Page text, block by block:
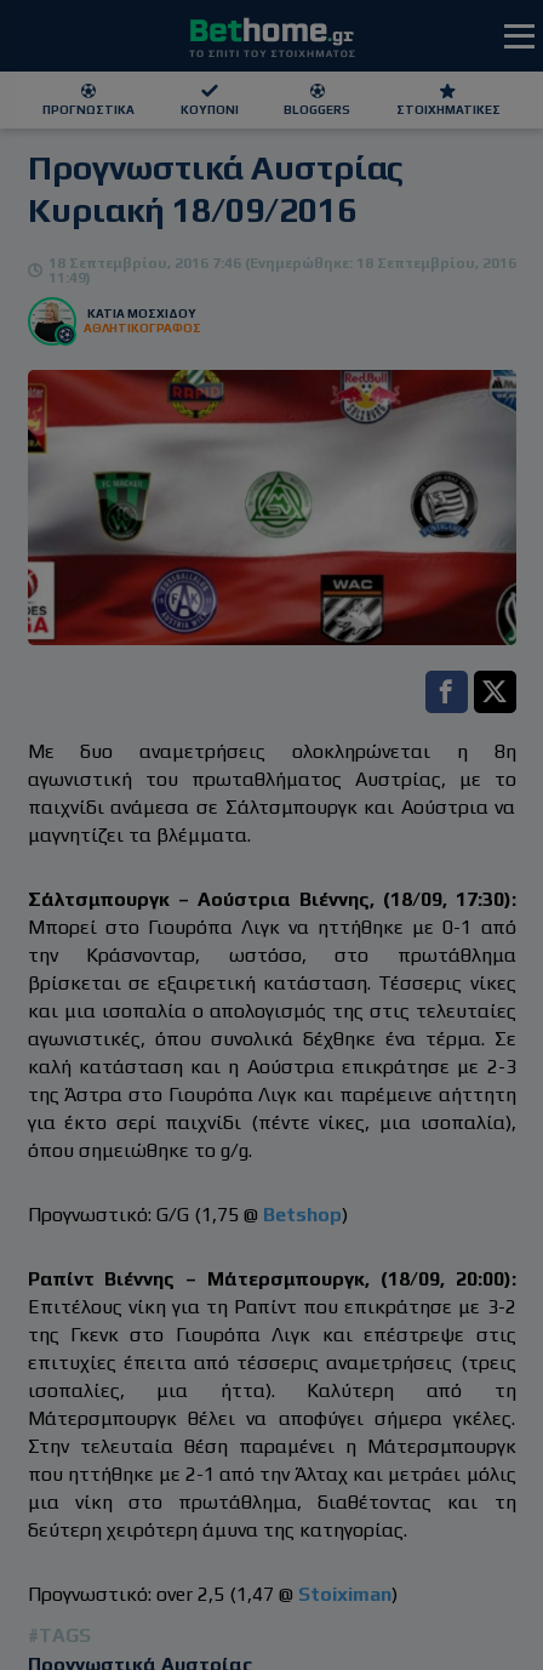
ΠΡΟΓΝΩΣΤΙΚΆ ΚΟΥΠΌΝΙ BLOGGERS ΣΤΟΙΧΗΜΑΤΙΚΕΣ
Προγνωστικά Αυστρίας
Κυριακή 18/09/2016
18 Σεπτεμβρίου, 2016 7:46 (Ενημερώθηκε: 18 Σεπτεμβρίου, 2016
11:49)
ΚΆΤΙΑ ΜΟΣΧΊΔΟΥ
ΑΘΛΗΤΙΚΟΓΡΑΦΟΣ
Facebook
Με δυο αναμετρήσεις ολοκληρώνεται η 8η
αγωνιστική του πρωταθλήματος Αυστρίας, με το
παιχνίδι ανάμεσα σε Σάλτσμπουργκ και Αούστρια να
μαγνητίζει τα βλέμματα.
Σάλτσμπουργκ – Αούστρια Βιέννης, (18/09, 17:30):
Μπορεί στο Γιουρόπα Λιγκ να ηττήθηκε με 0-1 από
την Κράσνονταρ, ωστόσο, στο πρωτάθλημα
βρίσκεται σε εξαιρετική κατάσταση. Τέσσερις νίκες
και μια ισοπαλία ο απολογισμός της στις τελευταίες
αγωνιστικές, όπου συνολικά δέχθηκε ένα τέρμα. Σε
καλή κατάσταση και η Αούστρια επικράτησε με 2-3
της Άστρα στο Γιουρόπα Λιγκ και παρέμεινε αήττητη
για έκτο σερί παιχνίδι (πέντε νίκες, μια ισοπαλία),
όπου σημειώθηκε το g/g.
Προγνωστικό: G/G (1,75 @ Betshop)
Ραπίντ Βιέννης – Μάτερσμπουργκ, (18/09, 20:00):
Επιτέλους νίκη για τη Ραπίντ που επικράτησε με 3-2
της Γκενκ στο Γιουρόπα Λιγκ και επέστρεψε στις
επιτυχίες έπειτα από τέσσερις αναμετρήσεις (τρεις
ισοπαλίες, μια ήττα). Καλύτερη από τη
Μάτερσμπουργκ θέλει να αποφύγει σήμερα γκέλες.
Στην τελευταία θέση παραμένει η Μάτερσμπουργκ
που ηττήθηκε με 2-1 από την Άλταχ και μετράει μόλις
μια νίκη στο πρωτάθλημα, διαθέτοντας και τη
δεύτερη χειρότερη άμυνα της κατηγορίας.
Προγνωστικό: over 2,5 (1,47 @ Stoiximan)
#TAGS
Προγνωστικά Αυστρίας